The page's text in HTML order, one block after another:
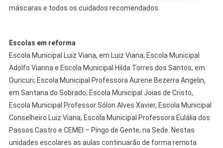
máscaras e todos os cuidados recomendados.
Escolas em reforma
Escola Municipal Luiz Viana, em Luiz Viana; Escola Municipal
Adolfo Vianna e Escola Municipal Hilda Torres dos Santos, em
Ouricuri; Escola Municipal Professora Aurene Bezerra Angelin,
em Santana do Sobrado; Escola Municipal Joias de Cristo,
Escola Municipal Professor Sólon Alves Xavier, Escola Municipal
Conselheiro Luiz Viana, Escola Municipal Professora Eulália dos
Passos Castro e CEMEI – Pingo de Gente, na Sede. Nestas
unidades escolares as aulas continuarão de forma remota